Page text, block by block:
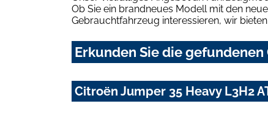
Ob Sie ein brandneues Modell mit den
Gebrauchtfahrzeug interessieren, wir
Erkunden Sie die
Citroën Jumper 35 Heavy L3H2